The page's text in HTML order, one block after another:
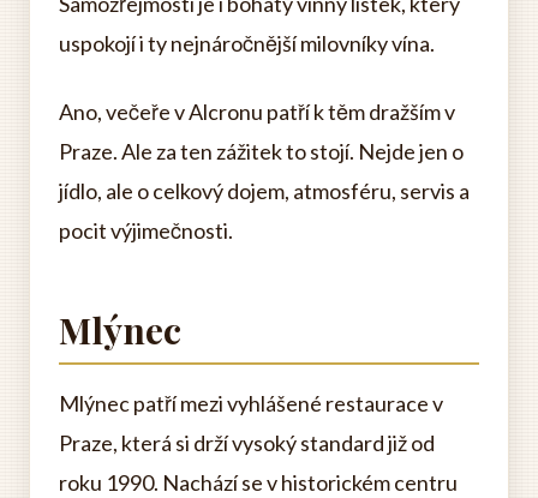
uspokojí i ty nejnáročnější milovníky vína.
Ano, večeře v Alcronu patří k těm dražším v
Praze. Ale za ten zážitek to stojí. Nejde jen o
jídlo, ale o celkový dojem, atmosféru, servis a
pocit výjimečnosti.
Mlýnec
Mlýnec patří mezi vyhlášené restaurace v
Praze, která si drží vysoký standard již od
roku 1990. Nachází se v historickém centru